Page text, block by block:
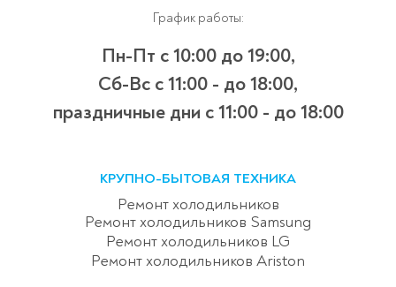
График работы:
Пн-Пт с 10:00 до 19:00,
Сб-Вс с 11:00 - до 18:00,
праздничные дни с 11:00 - до 18:00
КРУПНО-БЫТОВАЯ ТЕХНИКА
Ремонт холодильников
Ремонт холодильников Samsung
Ремонт холодильников LG
Ремонт холодильников Ariston